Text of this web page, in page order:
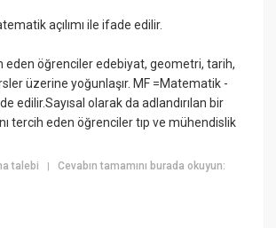
açılımı ile ifade edilir.
eden öğrenciler edebiyat, geometri, tarih,
üzerine yoğunlaşır. MF =Matematik -
edilir.Sayısal olarak da adlandırılan bir
tercih eden öğrenciler tıp ve mühendislik
talebi |Cevabın tamamını burada okuyun: